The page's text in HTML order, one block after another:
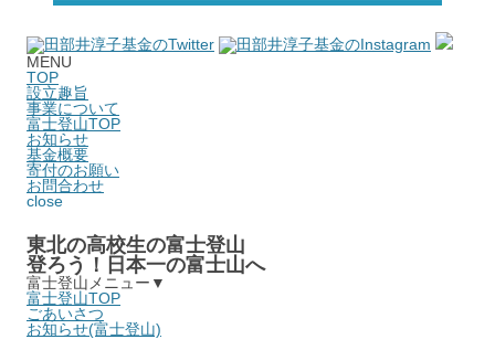
MENU
TOP
設立趣旨
事業について
富士登山TOP
お知らせ
基金概要
寄付のお願い
お問合わせ
close
東北の高校生の富士登山
登ろう！日本一の富士山へ
富士登山メニュー ▼
富士登山TOP
ごあいさつ
お知らせ(富士登山)